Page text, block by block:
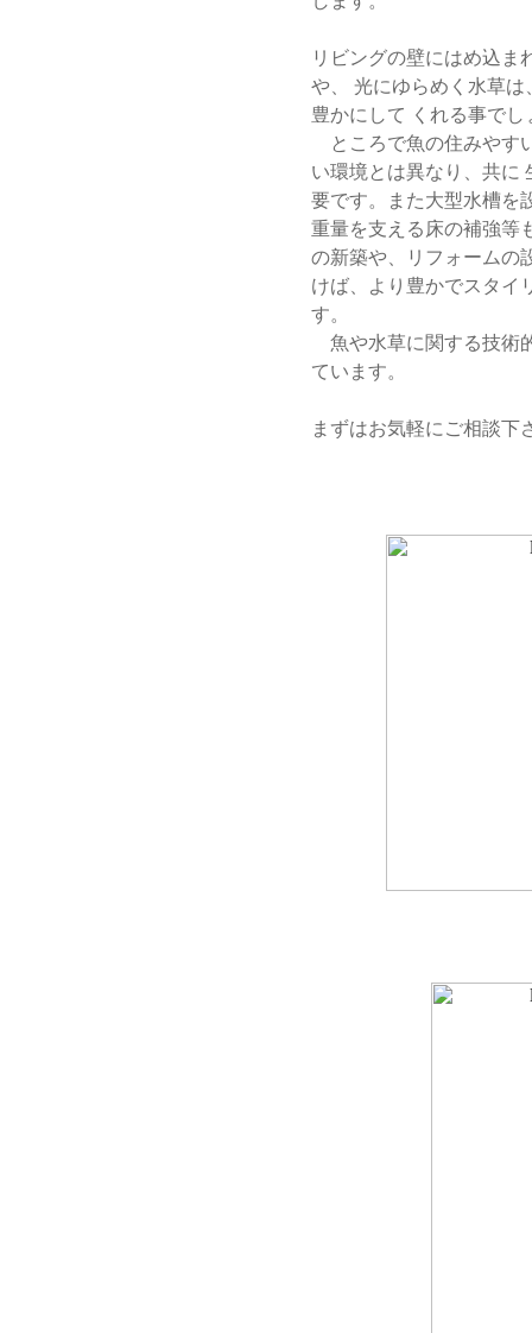
リビングの壁にはめ込ま
や、 光にゆらめく水草
豊かにして くれる事でし
ところで魚の住みやす
い環境とは異なり、共に
要です。また大型水槽を
重量を支える床の補強等
の新築や、リフォームの
けば、より豊かでスタイ
す。
魚や水草に関する技術
ています。
まずはお気軽にご相談下